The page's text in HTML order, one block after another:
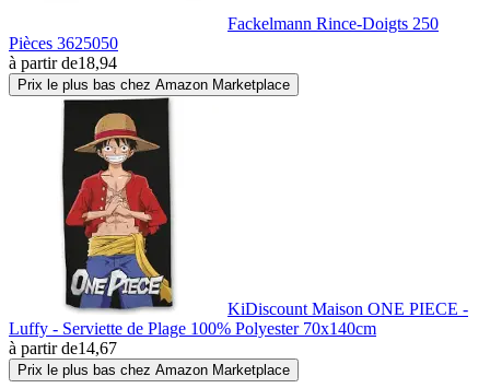
Fackelmann Rince-Doigts 250
Pièces 3625050
à partir de18,94
Prix le plus bas chez Amazon Marketplace
KiDiscount Maison ONE PIECE -
Luffy - Serviette de Plage 100% Polyester 70x140cm
à partir de14,67
Prix le plus bas chez Amazon Marketplace